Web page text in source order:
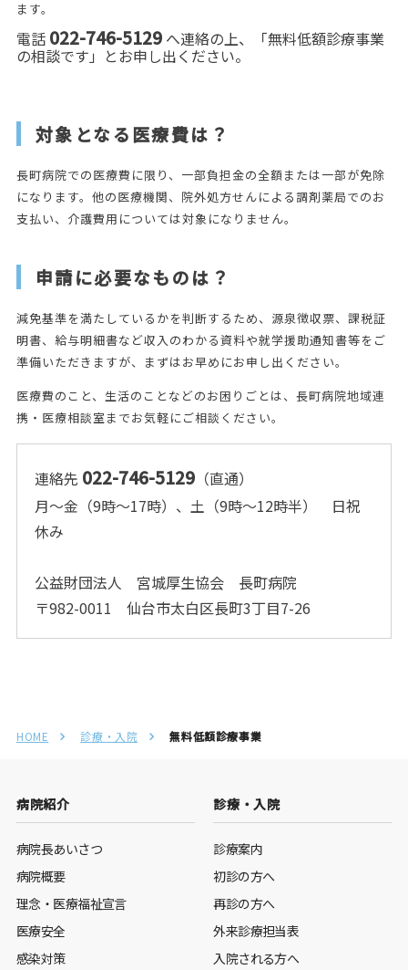
ます。
電話 022-746-5129へ連絡の上、「無料低額診療事業
の相談です」とお申し出ください。
対象となる医療費は？
長町病院での医療費に限り、一部負担金の全額または一部が免除
になります。他の医療機関、院外処方せんによる調剤薬局でのお
支払い、介護費用については対象になりません。
申請に必要なものは？
減免基準を満たしているかを判断するため、源泉徴収票、課税証
明書、給与明細書など収入のわかる資料や就学援助通知書等をご
準備いただきますが、まずはお早めにお申し出ください。
医療費のこと、生活のことなどのお困りごとは、長町病院地域連
携・医療相談室までお気軽にご相談ください。
連絡先 022-746-5129 （直通）
月～金（9時～17時）、土（9時～12時半） 日祝
休み
公益財団法人 宮城厚生協会 長町病院
〒982-0011 仙台市太白区長町3丁目7-26
HOME 診療・入院 無料低額診療事業
病院紹介
病院長あいさつ
病院概要
理念・医療福祉宣言
医療安全
感染対策
診療・入院
診療案内
初診の方へ
再診の方へ
外来診療担当表
入院される方へ